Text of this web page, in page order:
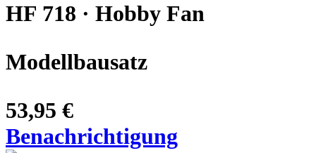
HF 718 · Hobby Fan
Modellbausatz
53,95 €
Benachrichtigung